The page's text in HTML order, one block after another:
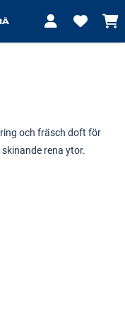
och fräsch doft för
rena ytor.